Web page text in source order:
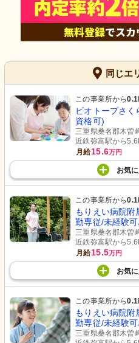
同じエ
この事業所から0.1
ビオトープさ
資格可)
三重県桑名郡木曽
近鉄弥富駅から
月給15.6万円
お気
この事業所から0.1
もりえい病院附
勤専従/未経験
三重県桑名郡木曽
近鉄弥富駅から
月給15.5万円
お気
この事業所から0.1
もりえい病院附
勤専従/未経験
三重県桑名郡木曽